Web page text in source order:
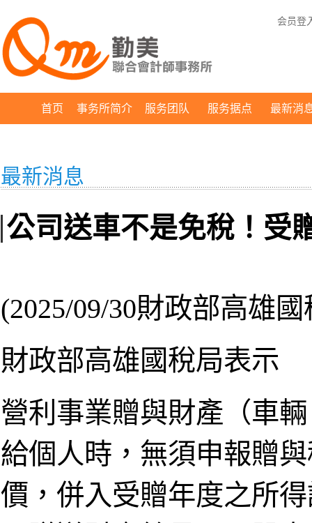
会员登
首页 事务所简介 服务团队 服务据点 最新消
最新消息
公司送車不是免稅！受
(2025/09/30財政部高雄
財政部高雄國稅局表示
營利事業贈與財產（車
給個人時，無須申報贈
價，併入受贈年度之所